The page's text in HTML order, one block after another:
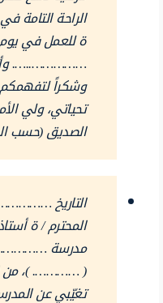
الراحة التامة
ة للعمل في
……………..….
وشكراً
تحياتي، ولي
الصديق (حسب
التاريخ
المحترم / ة
مدرسة
( …………. )،
تغيّبي عن